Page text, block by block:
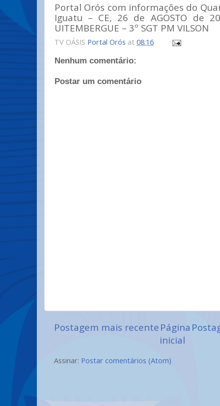
Portal Orós com informações do
Iguatu – CE, 26 de AGOSTO de
UITEMBERGUE – 3º SGT PM VILSON
TV OÁSIS Portal Orós at 08:16
Nenhum comentário:
Postar um comentário
Postagem mais recentePágina
inicial
Assinar: Postar comentários (Atom)